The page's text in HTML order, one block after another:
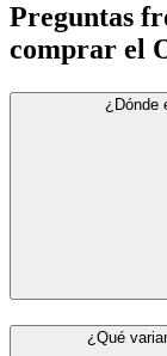
Preguntas
comprar el
¿Dónde
¿Qué